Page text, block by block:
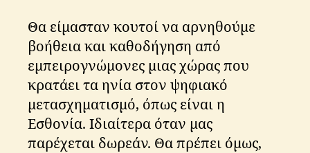
Θα είμασταν κουτοί να αρνηθούμε
βοήθεια και καθοδήγηση από
εμπειρογνώμονες μιας χώρας που
κρατάει τα ηνία στον ψηφιακό
μετασχηματισμό, όπως είναι η
Εσθονία. Ιδιαίτερα όταν μας
παρέχεται δωρεάν. Θα πρέπει όμως,
r
n
m
e
n
t,
e
m